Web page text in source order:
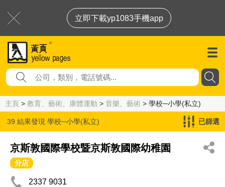
立即下載yp1083手機app
主頁 > 教育、藝術、康體運動 > 音樂、藝術 > 學校─小學(私立)
39 結果發現 學校─小學(私立) 已篩選
京斯敦國際學校暨京斯敦國際幼稚園
分店
2337 9031